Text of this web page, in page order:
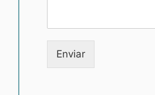
Enviar